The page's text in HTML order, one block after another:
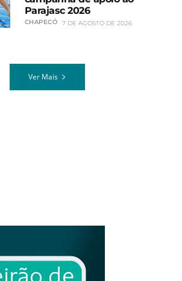
Parajasc 2026
CHAPECÓ 7 DE AGOSTO DE 2026
Ver Mais